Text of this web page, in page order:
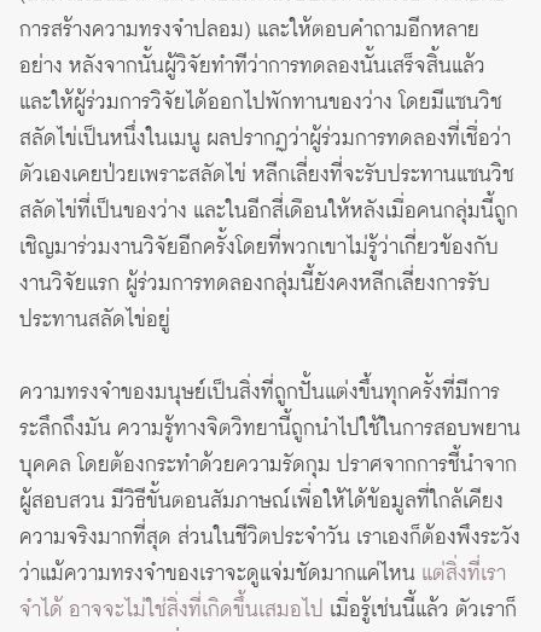
การสร้างความทรงจำปลอม) และให้ตอบคำถามอีกหลาย
อย่าง หลังจากนั้นผู้วิจัยทำทีว่าการทดลองนั้นเสร็จสิ้นแล้ว
และให้ผู้ร่วมการวิจัยได้ออกไปพักทานของว่าง โดยมีแซนวิช
สลัดไข่เป็นหนึ่งในเมนู ผลปรากฏว่าผู้ร่วมการทดลองที่เชื่อว่า
ตัวเองเคยป่วยเพราะสลัดไข่ หลีกเลี่ยงที่จะรับประทานแซนวิช
สลัดไข่ที่เป็นของว่าง และในอีกสี่เดือนให้หลังเมื่อคนกลุ่มนี้ถูก
เชิญมาร่วมงานวิจัยอีกครั้งโดยที่พวกเขาไม่รู้ว่าเกี่ยวข้องกับ
งานวิจัยแรก ผู้ร่วมการทดลองกลุ่มนี้ยังคงหลีกเลี่ยงการรับ
ประทานสลัดไข่อยู่
ความทรงจำของมนุษย์เป็นสิ่งที่ถูกปั้นแต่งขึ้นทุกครั้งที่มีการ
ระลึกถึงมัน ความรู้ทางจิตวิทยานี้ถูกนำไปใช้ในการสอบพยาน
บุคคล โดยต้องกระทำด้วยความรัดกุม ปราศจากการชี้นำจาก
ผู้สอบสวน มีวิธีขั้นตอนสัมภาษณ์เพื่อให้ได้ข้อมูลที่ใกล้เคียง
ความจริงมากที่สุด ส่วนในชีวิตประจำวัน เราเองก็ต้องพึงระวัง
ว่าแม้ความทรงจำของเราจะดูแจ่มชัดมากแค่ไหน แต่สิ่งที่เรา
จำได้ อาจจะไม่ใช่สิ่งที่เกิดขึ้นเสมอไป เมื่อรู้เช่นนี้แล้ว ตัวเราก็